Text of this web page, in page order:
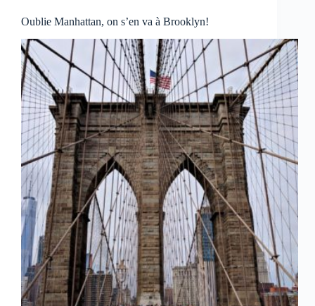
Oublie Manhattan, on s’en va à Brooklyn!